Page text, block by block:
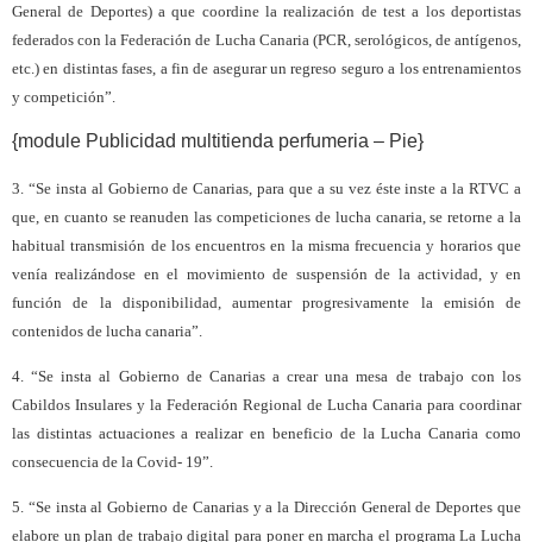
General de Deportes) a que coordine la realización de test a los deportistas
federados con la Federación de Lucha Canaria (PCR, serológicos, de antígenos,
etc.) en distintas fases, a fin de asegurar un regreso seguro a los entrenamientos
y competición”.
{module Publicidad multitienda perfumeria – Pie}
3. “Se insta al Gobierno de Canarias, para que a su vez éste inste a la RTVC a
que, en cuanto se reanuden las competiciones de lucha canaria, se retorne a la
habitual transmisión de los encuentros en la misma frecuencia y horarios que
venía realizándose en el movimiento de suspensión de la actividad, y en
función de la disponibilidad, aumentar progresivamente la emisión de
contenidos de lucha canaria”.
4. “Se insta al Gobierno de Canarias a crear una mesa de trabajo con los
Cabildos Insulares y la Federación Regional de Lucha Canaria para coordinar
las distintas actuaciones a realizar en beneficio de la Lucha Canaria como
consecuencia de la Covid- 19”.
5. “Se insta al Gobierno de Canarias y a la Dirección General de Deportes que
elabore un plan de trabajo digital para poner en marcha el programa La Lucha